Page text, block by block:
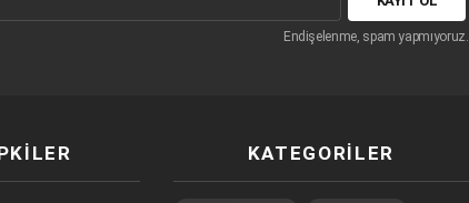
Endişelenme, spam yapmıyoruz.
KATEGORILER